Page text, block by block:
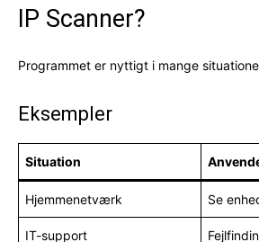
IP Scanner?
Programmet er nyttigt i mange
Eksempler
Situation
Hjemmenetværk Se
IT-support